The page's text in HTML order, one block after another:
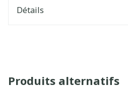
Détails
Produits alternatifs